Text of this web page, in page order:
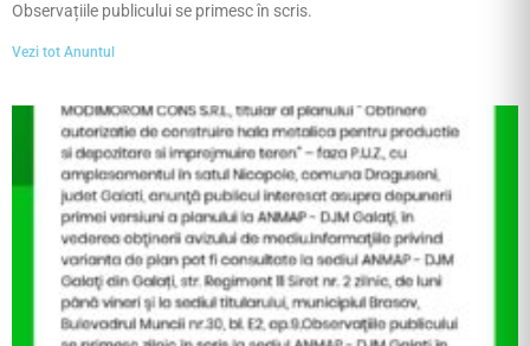
Observațiile publicului se primesc în scris.
Vezi tot Anuntul